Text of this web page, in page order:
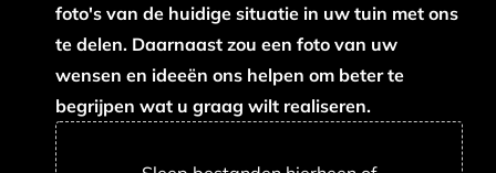
foto's van de huidige situatie in uw tuin met ons
te delen. Daarnaast zou een foto van uw
wensen en ideeën ons helpen om beter te
begrijpen wat u graag wilt realiseren.